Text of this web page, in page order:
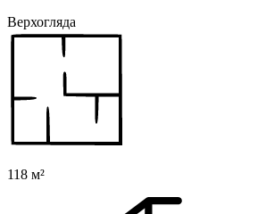
Верхогляда
118 м²